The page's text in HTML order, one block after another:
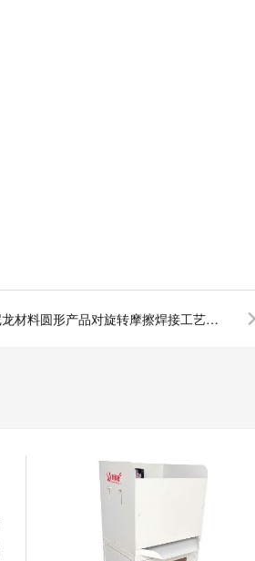
尼龙材料圆形产品对旋转摩擦焊接工艺会有什么特别需要注意的地方？